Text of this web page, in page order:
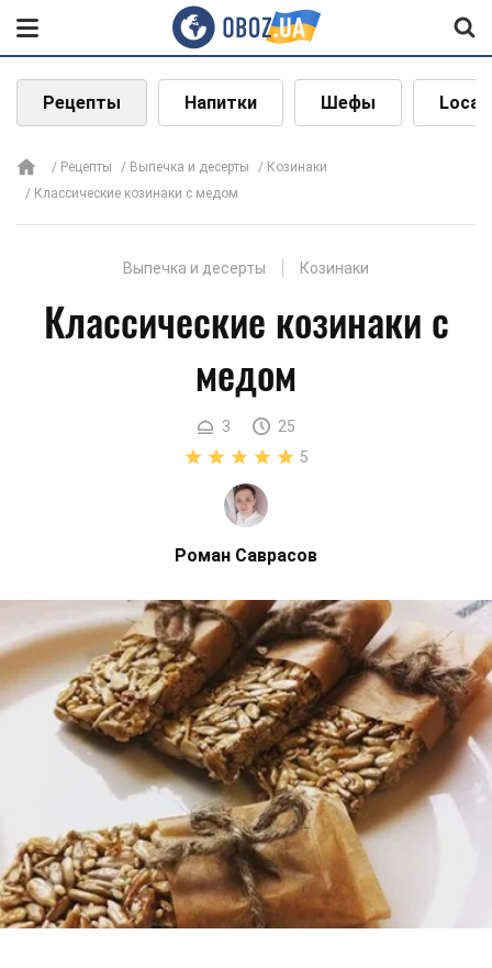
Рецепты Напитки Шефы Local
Рецепты Выпечка и десерты
Козинаки
Классические козинаки с медом
Выпечка и десерты Козинаки
Классические козинаки с
медом
3
25
5
Роман Саврасов